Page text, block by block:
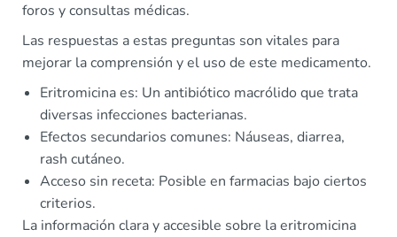
foros y consultas médicas.
Las respuestas a estas preguntas son vitales para
mejorar la comprensión y el uso de este medicamento.
Eritromicina es: Un antibiótico macrólido que trata
diversas infecciones bacterianas.
Efectos secundarios comunes: Náuseas, diarrea,
rash cutáneo.
Acceso sin receta: Posible en farmacias bajo ciertos
criterios.
La información clara y accesible sobre la eritromicina